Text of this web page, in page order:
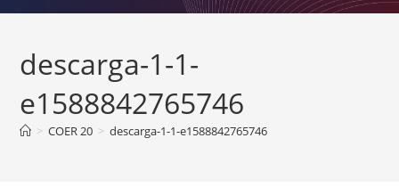
descarga-1-1-
e1588842765746
> COER 20 > descarga-1-1-e1588842765746